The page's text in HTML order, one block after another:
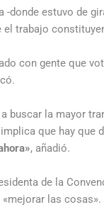
-donde estuvo de
el trabajo
con gente que
buscar la mayor
que hay que
, añadió.
de la
las cosas».